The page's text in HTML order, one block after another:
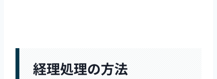
経理処理の方法